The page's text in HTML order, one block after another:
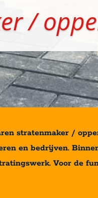
/
stratenmaker /
en bedrijven.
Voor de